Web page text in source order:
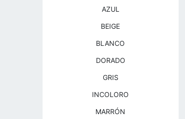
AZUL
BEIGE
BLANCO
DORADO
GRIS
INCOLORO
MARRÓN